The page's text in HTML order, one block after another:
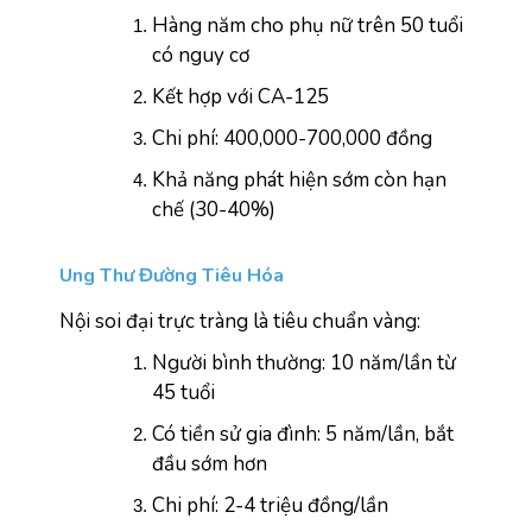
Hàng năm cho phụ nữ trên 50 tuổi
có nguy cơ
Kết hợp với CA-125
Chi phí: 400,000-700,000 đồng
Khả năng phát hiện sớm còn hạn
chế (30-40%)
Ung Thư Đường Tiêu Hóa
Nội soi đại trực tràng là tiêu chuẩn vàng:
Người bình thường: 10 năm/lần từ
45 tuổi
Có tiền sử gia đình: 5 năm/lần, bắt
đầu sớm hơn
Chi phí: 2-4 triệu đồng/lần